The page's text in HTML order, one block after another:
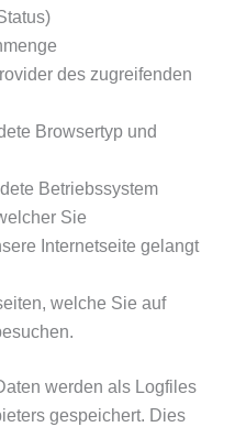
des zugreifenden
Browsertyp und
Betriebssystem
Sie
Internetseite gelangt
welche Sie auf
werden als Logfiles
gespeichert. Dies